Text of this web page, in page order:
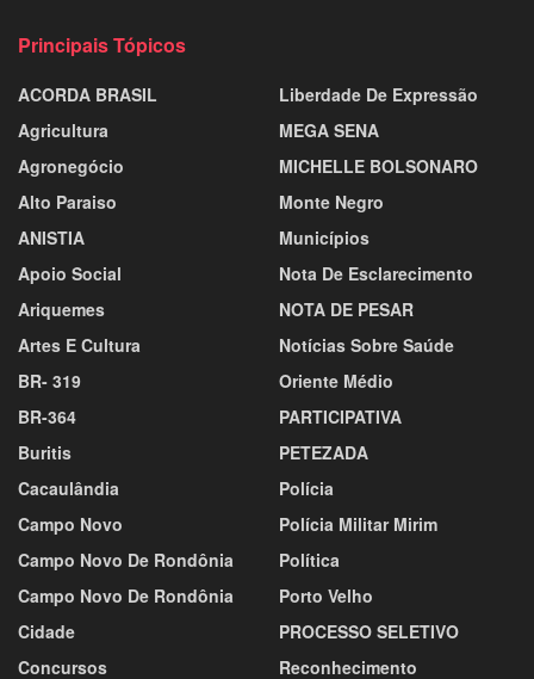
Principais Tópicos
ACORDA BRASIL
Agricultura
Agronegócio
Alto Paraiso
ANISTIA
Apoio Social
Ariquemes
Artes E Cultura
BR- 319
BR-364
Buritis
Cacaulândia
Campo Novo
Campo Novo De Rondônia
Campo Novo De Rondônia
Cidade
Concursos
Liberdade De Expressão
MEGA SENA
MICHELLE BOLSONARO
Monte Negro
Municípios
Nota De Esclarecimento
NOTA DE PESAR
Notícias Sobre Saúde
Oriente Médio
PARTICIPATIVA
PETEZADA
Polícia
Polícia Militar Mirim
Política
Porto Velho
PROCESSO SELETIVO
Reconhecimento